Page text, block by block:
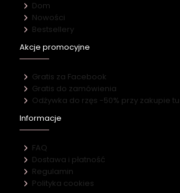
Dom
Nowości
Bestsellery
Akcje promocyjne
Gratis za Facebook
Gratis do zamówienia
Odżywka do rzęs -50% przy zakupie
Informacje
FAQ
Dostawa i płatność
Regulamin
Polityka cookies